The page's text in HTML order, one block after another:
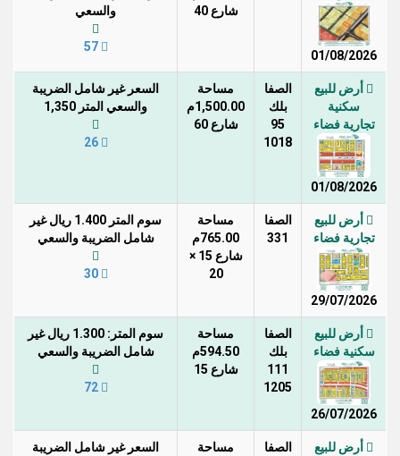
01/08/2026
شارع 40
والسعي
57
أرض للبيع
سكنية
تجارية فضاء
01/08/2026
الصفا
بلك
95
1018
مساحة
1,500.00م
شارع 60
السعر غير شامل الضريبة
والسعي المتر 1,350
26
أرض للبيع
تجارية فضاء
29/07/2026
الصفا
331
مساحة
765.00م
شارع 15 ×
20
سوم المتر 1.400 ريال غير
شامل الضريبة والسعي
30
أرض للبيع
سكنية فضاء
26/07/2026
الصفا
بلك
111
1205
مساحة
594.50م
شارع 15
سوم المتر: 1.300 ريال غير
شامل الضريبة والسعي
72
أرض للبيع
الصفا
مساحة
السعر غير شامل الضريبة